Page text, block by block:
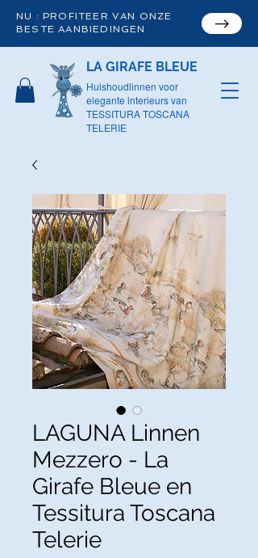
NU : PROFITEER VAN ONZE
BESTE AANBIEDINGEN
LA GIRAFE BLEUE
Huishoudlinnen voor
elegante interieurs van
TESSITURA TOSCANA
TELERIE
LAGUNA Linnen
Mezzero - La
Girafe Bleue en
Tessitura Toscana
Telerie